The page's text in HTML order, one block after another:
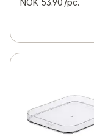
NOK 53.90 /pc.